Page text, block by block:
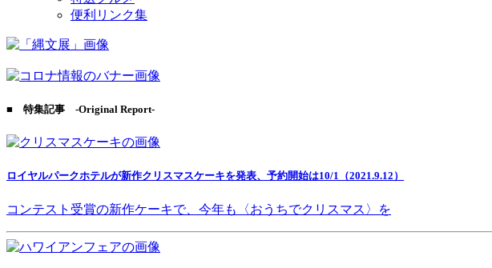
便利リンク集
■ 特集記事 -Original Report-
ロイヤルパークホテルが新作クリスマスケーキを発表、予約開始は10/1（2021.9.12）
コンテスト受賞の新作ケーキで、今年も〈おうちでクリスマス〉を